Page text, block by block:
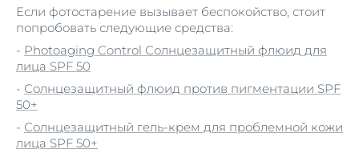
Если фотостарение вызывает беспокойство, стоит
попробовать следующие средства:
- Photoaging Control Солнцезащитный флюид для
лица SPF 50
- Солнцезащитный флюид против пигментации SPF
50+
- Солнцезащитный гель-крем для проблемной кожи
лица SPF 50+